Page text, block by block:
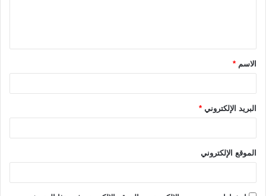
ق
*الاسم *
البريد الإلكتروني *
الموقع الإلكتروني